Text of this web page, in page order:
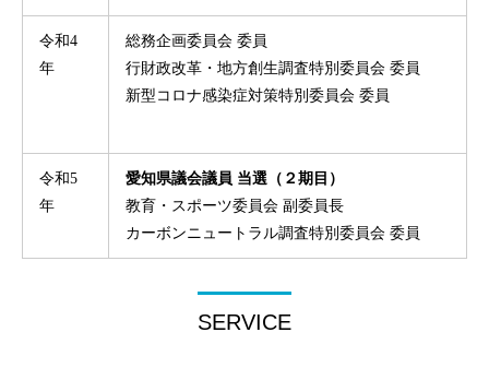
令和4
年
総務企画委員会 委員
行財政改革・地方創生調査特別委員会 委員
新型コロナ感染症対策特別委員会 委員
令和5
年
愛知県議会議員 当選（２期目）
教育・スポーツ委員会 副委員長
カーボンニュートラル調査特別委員会 委員
SERVICE